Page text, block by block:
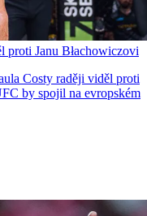
proti Janu Błachowiczovi
Costy raději viděl proti
by spojil na evropském